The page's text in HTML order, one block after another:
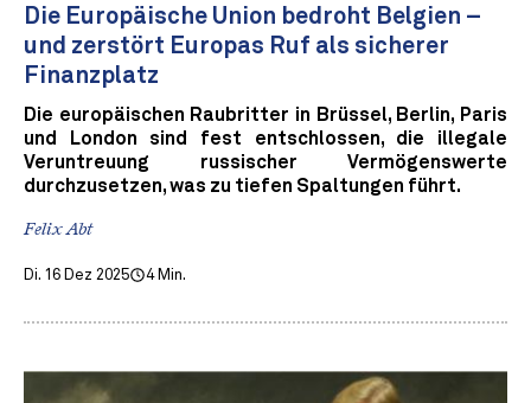
Die Europäische Union bedroht Belgien –
und zerstört Europas Ruf als sicherer
Finanzplatz
Die europäischen Raubritter in Brüssel, Berlin, Paris
und London sind fest entschlossen, die illegale
Veruntreuung russischer Vermögenswerte
durchzusetzen, was zu tiefen Spaltungen führt.
Felix Abt
Di. 16 Dez 2025 4 Min.